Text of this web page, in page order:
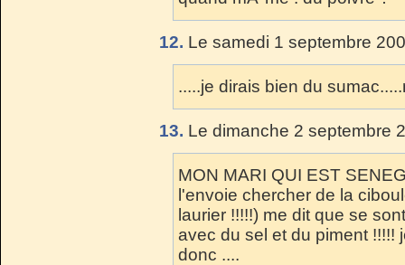
12. Le samedi 1 septembre
.....je dirais bien du
13. Le dimanche 2 septembre
MON MARI QUI EST
l'envoie chercher de la
laurier !!!!!) me dit que se
avec du sel et du piment !!!!!
donc ....